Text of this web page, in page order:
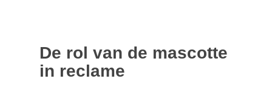
De rol van de mascotte
in reclame